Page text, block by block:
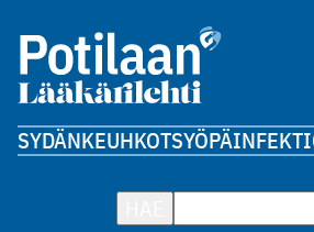
SYDÄNKEUHKOTSYÖPÄ